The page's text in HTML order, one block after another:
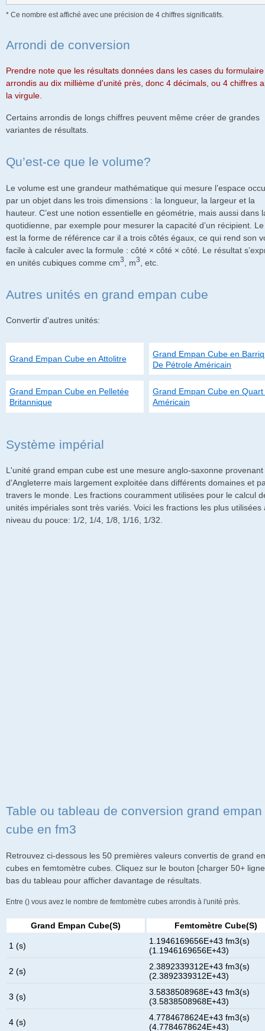
* Ce nombre est affiché avec une précision de 4 chiffres significatifs.
Arrondi de conversion
Prendre note que les résultats données dans les cases du
arrondis au dix millième d'unité près, donc 4 décimals, ou 4 chiffres
la virgule.
Certains arrondis de longs chiffres peuvent même créer de grandes
variantes de résultats.
Qu’est-ce que le volume?
Le volume est une grandeur mathématique qui mesure l’espace
par un objet dans les trois dimensions : la longueur, la largeur et la
hauteur. C’est une notion essentielle en géométrie, mais aussi dans
quotidienne, par exemple pour mesurer la capacité d’un récipient.
est la forme de référence car il a trois côtés égaux, ce qui rend son
facile à calculer avec la formule : côté × côté × côté. Le résultat
en unités cubiques comme cm3 , m3 , etc.
Autres unités en grand empan cube
Convertir d'autres unités:
Grand Empan Cube en Attolitre
Grand Empan Cube en
De Pétrole Américain
Grand Empan Cube en Pelletée
Britannique
Grand Empan Cube en Quart
Américain
Système impérial
L'unité grand empan cube est une mesure anglo-saxonne provenant
d'Angleterre mais largement exploitée dans différents domaines et
travers le monde. Les fractions couramment utilisées pour le calcul
unités impériales sont très variés. Voici les fractions les plus utilisées
niveau du pouce: 1/2, 1/4, 1/8, 1/16, 1/32.
Table ou tableau de conversion grand empan
cube en fm3
Retrouvez ci-dessous les 50 premières valeurs convertis de grand
cubes en femtomètre cubes. Cliquez sur le bouton [charger 50+
bas du tableau pour afficher davantage de résultats.
Entre () vous avez le nombre de femtomètre cubes arrondis à l'unité près.
Grand Empan Cube(s) Femtomètre Cube(s)
1 (s)
1.1946169656E+43 fm3(s)
(1.1946169656E+43)
2 (s)
2.3892339312E+43 fm3(s)
(2.3892339312E+43)
3 (s)
3.5838508968E+43 fm3(s)
(3.5838508968E+43)
4 (s)
4.7784678624E+43 fm3(s)
(4.7784678624E+43)